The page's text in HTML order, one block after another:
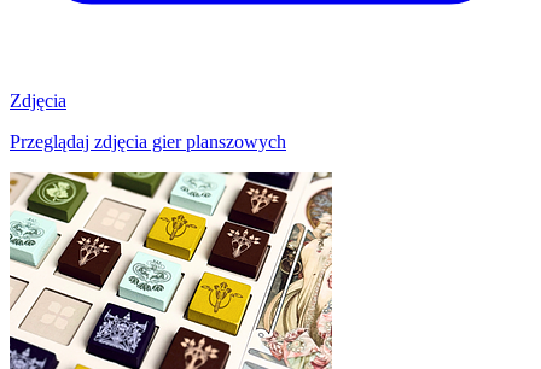
Zdjęcia
Przeglądaj zdjęcia gier planszowych